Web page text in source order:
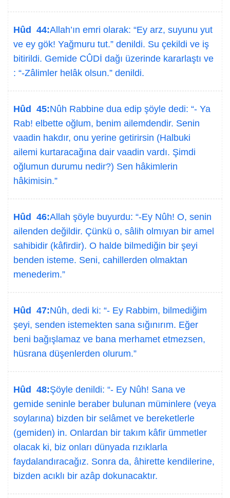
Hûd 44:Allah’ın emri olarak: “Ey arz, suyunu yut
ve ey gök! Yağmuru tut.” denildi. Su çekildi ve iş
bitirildi. Gemide CÛDİ dağı üzerinde kararlaştı ve
: “-Zâlimler helâk olsun.” denildi.
Hûd 45:Nûh Rabbine dua edip şöyle dedi: “- Ya
Rab! elbette oğlum, benim ailemdendir. Senin
vaadin hakdır, onu yerine getirirsin (Halbuki
ailemi kurtaracağına dair vaadin vardı. Şimdi
oğlumun durumu nedir?) Sen hâkimlerin
hâkimisin.”
Hûd 46:Allah şöyle buyurdu: “-Ey Nûh! O, senin
ailenden değildir. Çünkü o, sâlih olmıyan bir amel
sahibidir (kâfirdir). O halde bilmediğin bir şeyi
benden isteme. Seni, cahillerden olmaktan
menederim.”
Hûd 47:Nûh, dedi ki: “- Ey Rabbim, bilmediğim
şeyi, senden istemekten sana sığınırım. Eğer
beni bağışlamaz ve bana merhamet etmezsen,
hüsrana düşenlerden olurum.”
Hûd 48:Şöyle denildi: “- Ey Nûh! Sana ve
gemide seninle beraber bulunan müminlere (veya
soylarına) bizden bir selâmet ve bereketlerle
(gemiden) in. Onlardan bir takım kâfir ümmetler
olacak ki, biz onları dünyada rızıklarla
faydalandıracağız. Sonra da, âhirette kendilerine,
bizden acıklı bir azâp dokunacaktır.